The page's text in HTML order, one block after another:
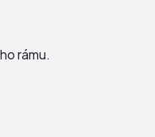
rámu.